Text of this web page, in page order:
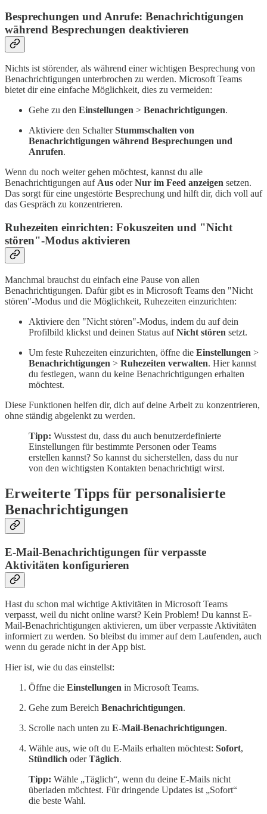
Besprechungen und Anrufe: Benachrichtigungen
während Besprechungen deaktivieren
Nichts ist störender, als während einer wichtigen Besprechung von
Benachrichtigungen unterbrochen zu werden. Microsoft Teams
bietet dir eine einfache Möglichkeit, dies zu vermeiden:
Gehe zu den Einstellungen > Benachrichtigungen.
Aktiviere den SchalterStummschalten von
Benachrichtigungen während Besprechungen und
Anrufen.
Wenn du noch weiter gehen möchtest, kannst du alle
Benachrichtigungen aufAus oderNur im Feed anzeigen setzen.
Das sorgt für eine ungestörte Besprechung und hilft dir, dich voll auf
das Gespräch zu konzentrieren.
Ruhezeiten einrichten: Fokuszeiten und "Nicht
stören"-Modus aktivieren
Manchmal brauchst du einfach eine Pause von allen
Benachrichtigungen. Dafür gibt es in Microsoft Teams den "Nicht
stören"-Modus und die Möglichkeit, Ruhezeiten einzurichten:
Aktiviere den "Nicht stören"-Modus, indem du auf dein
Profilbild klickst und deinen Status aufNicht stören setzt.
Um feste Ruhezeiten einzurichten, öffne die Einstellungen >
Benachrichtigungen > Ruhezeiten verwalten. Hier kannst
du festlegen, wann du keine Benachrichtigungen erhalten
möchtest.
Diese Funktionen helfen dir, dich auf deine Arbeit zu konzentrieren,
ohne ständig abgelenkt zu werden.
Tipp: Wusstest du, dass du auch benutzerdefinierte
Einstellungen für bestimmte Personen oder Teams
erstellen kannst? So kannst du sicherstellen, dass du nur
von den wichtigsten Kontakten benachrichtigt wirst.
Erweiterte Tipps für personalisierte
Benachrichtigungen
E-Mail-Benachrichtigungen für verpasste
Aktivitäten konfigurieren
Hast du schon mal wichtige Aktivitäten in Microsoft Teams
verpasst, weil du nicht online warst? Kein Problem! Du kannst E-
Mail-Benachrichtigungen aktivieren, um über verpasste Aktivitäten
informiert zu werden. So bleibst du immer auf dem Laufenden, auch
wenn du gerade nicht in der App bist.
Hier ist, wie du das einstellst:
Öffne die Einstellungen in Microsoft Teams.
Gehe zum Bereich Benachrichtigungen.
Scrolle nach unten zu E-Mail-Benachrichtigungen.
Wähle aus, wie oft du E-Mails erhalten möchtest: Sofort,
Stündlich oderTäglich.
Tipp: Wähle „Täglich“, wenn du deine E-Mails nicht
überladen möchtest. Für dringende Updates ist „Sofort“
die beste Wahl.